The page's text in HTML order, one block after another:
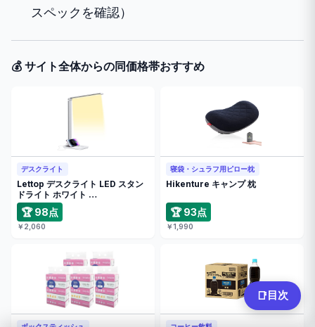
スペックを確認）
📑 目次
💰 サイト全体からの同価格帯おすすめ
デスクライト
Lettop デスクライト LED スタン
ドライト ホワイト …
🏆 98点
￥2,060
寝袋・シュラフ用ピロー枕
Hikenture キャンプ 枕
🏆 93点
￥1,990